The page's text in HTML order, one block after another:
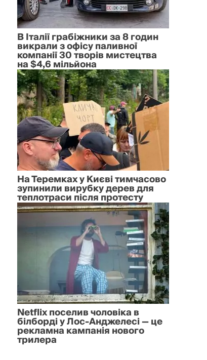
В Італії грабіжники за 8 годин
викрали з офісу паливної
компанії 30 творів мистецтва
на $4,6 мільйона
На Теремках у Києві тимчасово
зупинили вирубку дерев для
теплотраси після протесту
Netflix поселив чоловіка в
білборді у Лос-Анджелесі — це
рекламна кампанія нового
трилера